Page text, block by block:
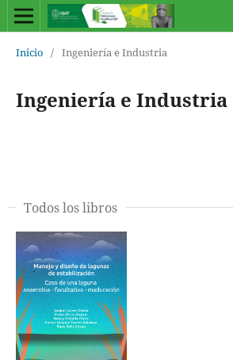
Inicio / Ingeniería e Industria
Ingeniería e Industria
Todos los libros